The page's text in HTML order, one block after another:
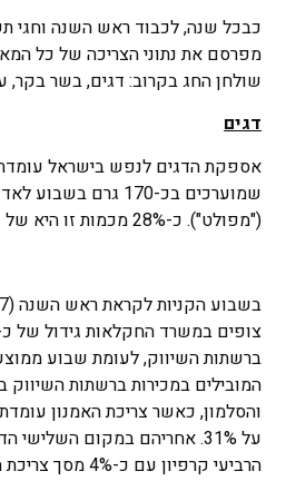
כבכל שנה, לכבוד ראש השנה וחגי
מפרסם את נתוני הצריכה של כל
שולחן החג בקרוב: דגים, בשר בקר,
דגים
שמוערכים בכ-170 גרם
("מפולט"). כ-28% מכמות זו היא של דגים טריים.
ברשתות השיווק, לעומת שבוע
המובילים במכירות ברשתות
הרביעי קרפיון עם כ-4% מסך צריכת הדגים בשבוע הקניות לחג.